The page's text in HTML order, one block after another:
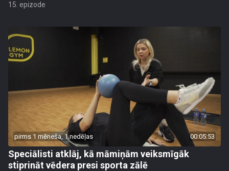
15. epizode
pirms 1 mēneša, 1 nedēļas 00:05:53
Speciālisti atklāj, kā māmiņām veiksmīgāk
stiprināt vēdera presi sporta zālē